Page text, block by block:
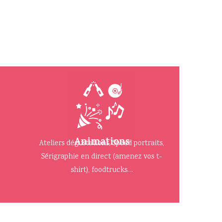
Animations
Ateliers dégustations, Speed portraits,
Sérigraphie en direct (amenez vos t-
shirt), foodtrucks…